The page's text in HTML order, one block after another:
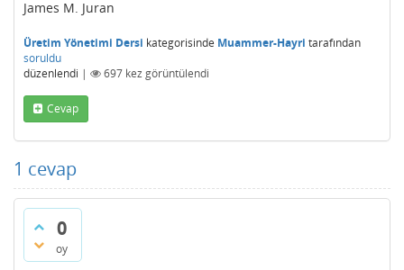
James M. Juran
Üretim Yönetimi Dersi kategorisinde Muammer-Hayri tarafından
soruldu
düzenlendi | 697 kez görüntülendi
Cevap
1 cevap
0
oy